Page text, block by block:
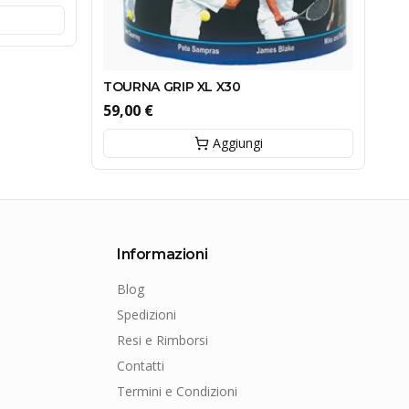
TOURNA GRIP XL X30
59,00 €
Aggiungi
Informazioni
Blog
Spedizioni
Resi e Rimborsi
Contatti
Termini e Condizioni